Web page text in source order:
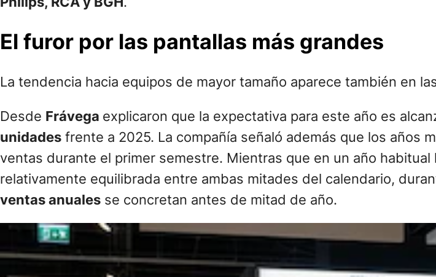
El furor por las pantallas más grandes
La tendencia hacia equipos de mayor tamaño aparece también en
Desde Frávega explicaron que la expectativa para este año es
unidades frente a 2025. La compañía señaló además que los años
ventas durante el primer semestre. Mientras que en un año
relativamente equilibrada entre ambas mitades del calendario,
ventas anuales se concretan antes de mitad de año.